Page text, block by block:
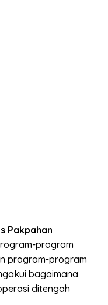
Pakpahan
program
program-program
bagaimana
ditengah